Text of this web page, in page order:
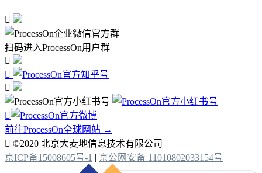

扫码进入ProcessOn用户群




前往ProcessOn全球网站 →
 ©2020 北京大麦地信息技术有限公司
京ICP备15008605号-1 | 京公网安备 11010802033154号